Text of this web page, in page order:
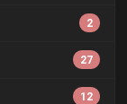
2
27
12